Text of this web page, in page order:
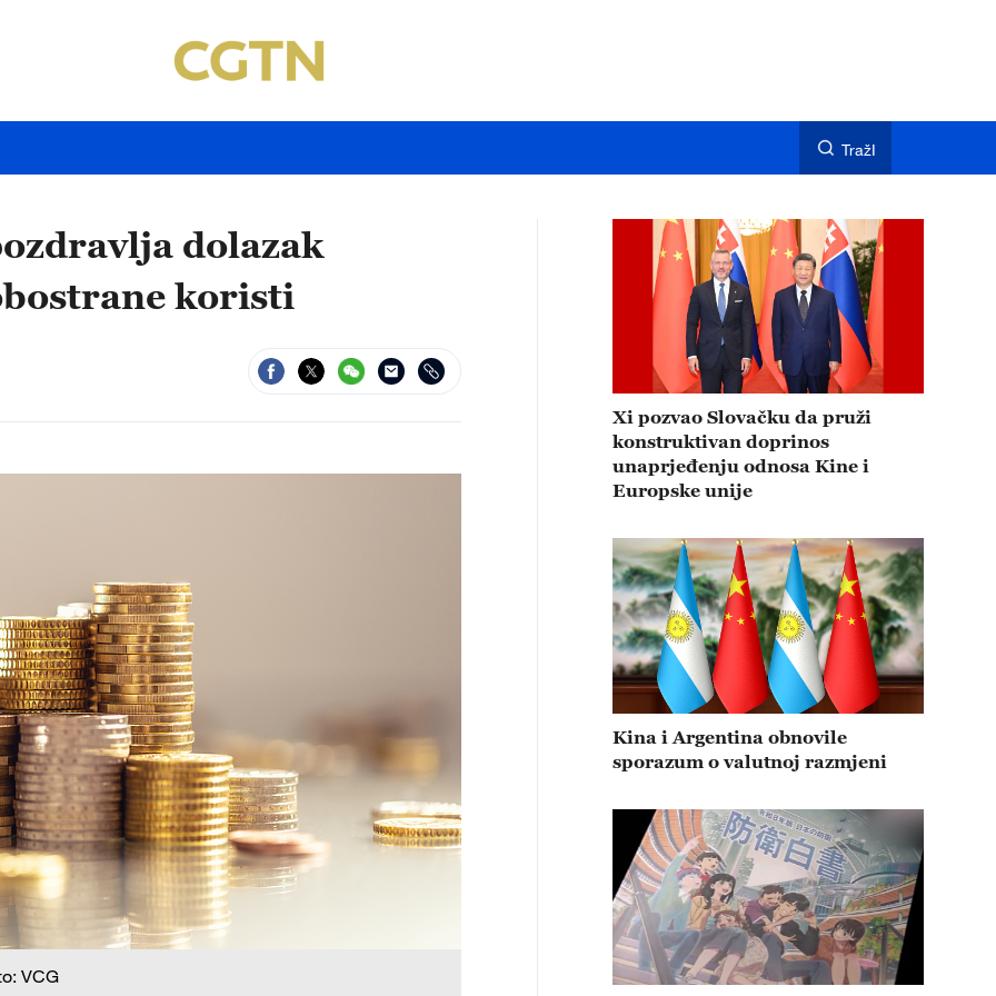
TražI
dolazak
koristi
VCG
Xi pozvao Slovačku da pruži
konstruktivan doprinos
unaprjeđenju odnosa Kine i
Europske unije
Kina i Argentina obnovile
sporazum o valutnoj razmjeni